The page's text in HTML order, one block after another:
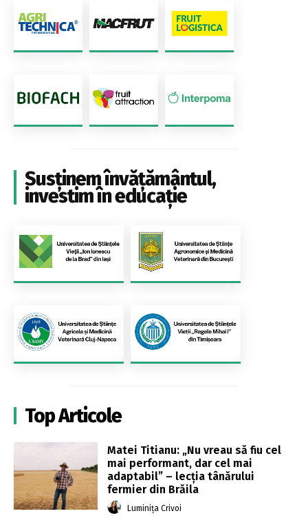
Susținem învățământul,
investim în educație
Top Articole
Matei Titianu: „Nu vreau să fiu cel
mai performant, dar cel mai
adaptabil” – lecția tânărului
fermier din Brăila
Luminița Crivoi